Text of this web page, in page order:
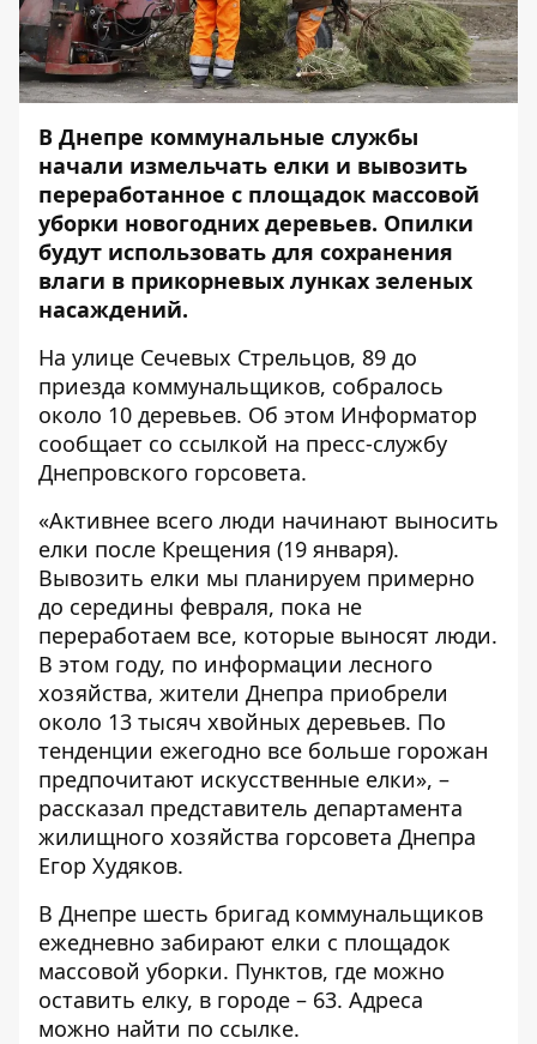
В Днепре коммунальные службы
начали измельчать елки и вывозить
переработанное с площадок массовой
уборки новогодних деревьев. Опилки
будут использовать для сохранения
влаги в прикорневых лунках зеленых
насаждений.
На улице Сечевых Стрельцов, 89 до
приезда коммунальщиков, собралось
около 10 деревьев. Об этом Информатор
сообщает со ссылкой на пресс-службу
Днепровского горсовета.
«Активнее всего люди начинают выносить
елки после Крещения (19 января).
Вывозить елки мы планируем примерно
до середины февраля, пока не
переработаем все, которые выносят люди.
В этом году, по информации лесного
хозяйства, жители Днепра приобрели
около 13 тысяч хвойных деревьев. По
тенденции ежегодно все больше горожан
предпочитают искусственные елки», –
рассказал представитель департамента
жилищного хозяйства горсовета Днепра
Егор Худяков.
В Днепре шесть бригад коммунальщиков
ежедневно забирают елки с площадок
массовой уборки. Пунктов, где можно
оставить елку, в городе – 63. Адреса
можно найти по ссылке.